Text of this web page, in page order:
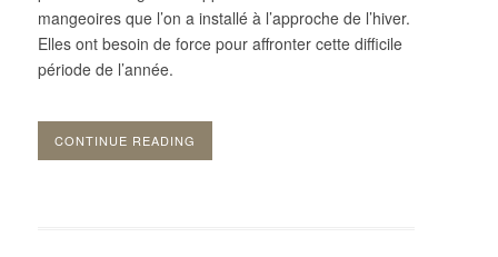
mangeoires que l’on a installé à l’approche de l’hiver.
Elles ont besoin de force pour affronter cette difficile
période de l’année.
CONTINUE READING